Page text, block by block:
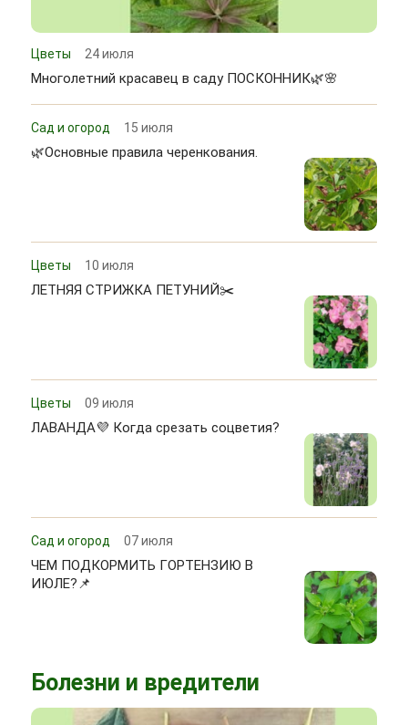
Цветы 24 июля
Многолетний красавец в саду ПОСКОННИК🌿🌸
Сад и огород 15 июля
🌿Основные правила черенкования.
Цветы 10 июля
ЛЕТНЯЯ СТРИЖКА ПЕТУНИЙ✂️
Цветы 09 июля
ЛАВАНДА💜 Когда срезать соцветия?
Сад и огород 07 июля
ЧЕМ ПОДКОРМИТЬ ГОРТЕНЗИЮ В
ИЮЛЕ?📌
Болезни и вредители